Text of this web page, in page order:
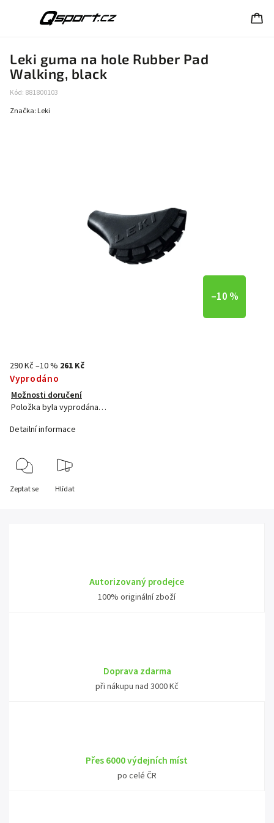
Leki guma na hole Rubber Pad
Walking, black
Kód: 881800103
Značka: Leki
–10 %
290 Kč–10 % 261 Kč
Vyprodáno
Možnosti doručení
Položka byla vyprodána…
Detailní informace
Zeptat se Hlídat
Autorizovaný prodejce
100% originální zboží
Doprava zdarma
při nákupu nad 3000 Kč
Přes 6000 výdejních míst
po celé ČR